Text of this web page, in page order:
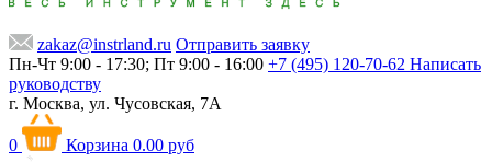
zakaz@instrland.ru Отправить заявку
Пн-Чт 9:00 - 17:30; Пт 9:00 - 16:00 +7 (495) 120-70-62 Написать
руководству
г. Москва, ул. Чусовская, 7А
0 Корзина 0.00 руб